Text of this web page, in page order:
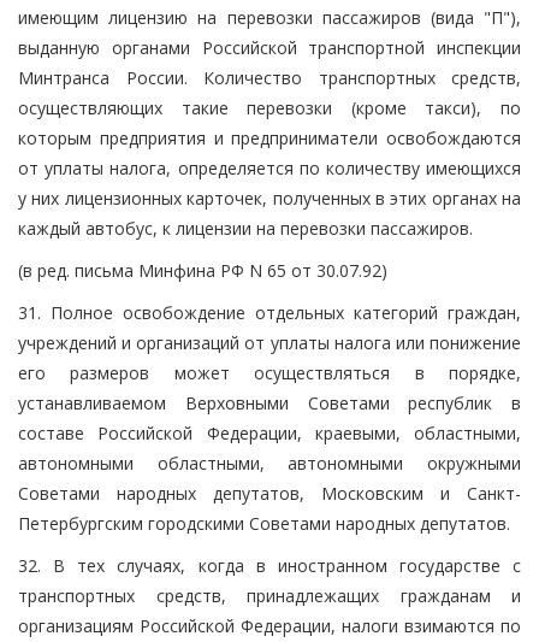
имеющим лицензию на перевозки пассажиров (вида "П"),
выданную органами Российской транспортной инспекции
Минтранса России. Количество транспортных средств,
осуществляющих такие перевозки (кроме такси), по
которым предприятия и предприниматели освобождаются
от уплаты налога, определяется по количеству имеющихся
у них лицензионных карточек, полученных в этих органах на
каждый автобус, к лицензии на перевозки пассажиров.
(в ред. письма Минфина РФ N 65 от 30.07.92)
31. Полное освобождение отдельных категорий граждан,
учреждений и организаций от уплаты налога или понижение
его размеров может осуществляться в порядке,
устанавливаемом Верховными Советами республик в
составе Российской Федерации, краевыми, областными,
автономными областными, автономными окружными
Советами народных депутатов, Московским и Санкт-
Петербургским городскими Советами народных депутатов.
32. В тех случаях, когда в иностранном государстве с
транспортных средств, принадлежащих гражданам и
организациям Российской Федерации, налоги взимаются по